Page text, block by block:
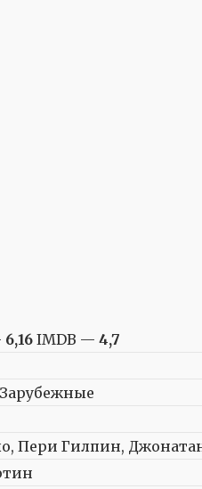
6,16 IMDB — 4,7
Пери Гилпин,